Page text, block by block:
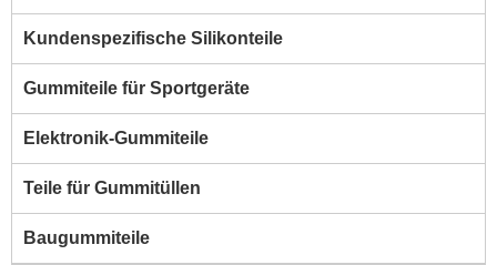
Kundenspezifische Silikonteile
Gummiteile für Sportgeräte
Elektronik-Gummiteile
Teile für Gummitüllen
Baugummiteile